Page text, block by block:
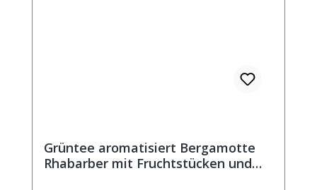
Grüntee aromatisiert Bergamotte
Rhabarber mit Fruchtstücken und